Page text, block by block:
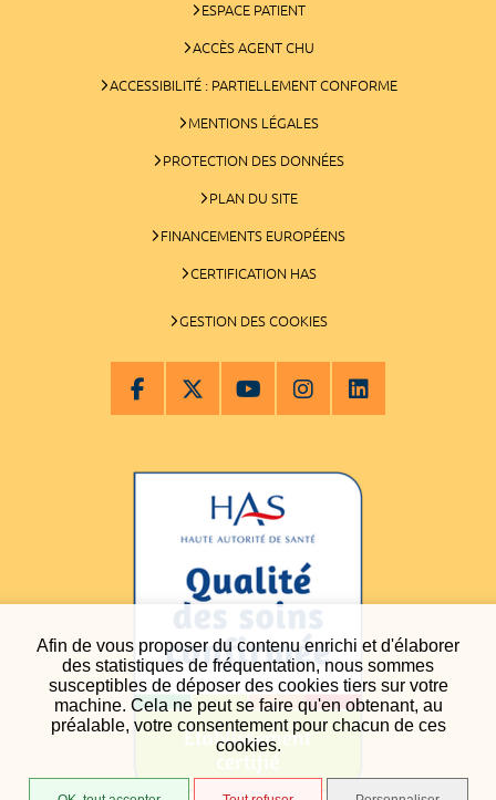
Afin de vous proposer du contenu enrichi et d'élaborer
des statistiques de fréquentation, nous sommes
susceptibles de déposer des cookies tiers sur votre
machine. Cela ne peut se faire qu'en obtenant, au
préalable, votre consentement pour chacun de ces
cookies.
ESPACE PATIENT
ACCÈS AGENT CHU
ACCESSIBILITÉ : PARTIELLEMENT CONFORME
MENTIONS LÉGALES
PROTECTION DES DONNÉES
PLAN DU SITE
FINANCEMENTS EUROPÉENS
CERTIFICATION HAS
GESTION DES COOKIES